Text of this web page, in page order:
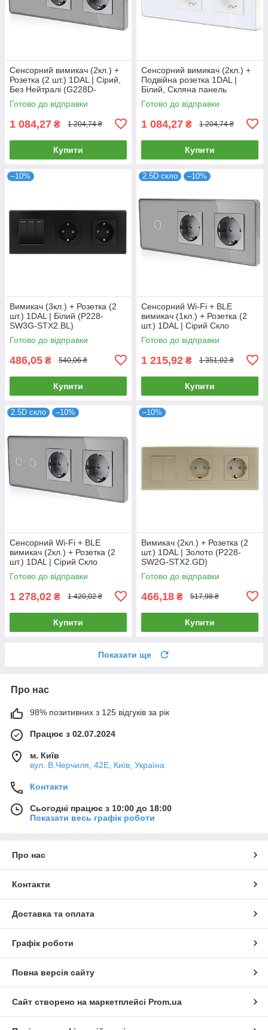
Сенсорний вимикач (2кл.) +
Розетка (2 шт.) 1DAL | Сірий,
Без Нейтралі (G228D-
SW2G.SL-STX2.GR)
Готово до відправки
1 084,27 ₴ 1 204,74 ₴
Купити
Сенсорний вимикач (2кл.) +
Подвійна розетка 1DAL |
Білий, Скляна панель
(G228D-SW2G-STX2.WT)
Готово до відправки
1 084,27 ₴ 1 204,74 ₴
Купити
–10%
Вимикач (3кл.) + Розетка (2
шт.) 1DAL | Білий (P228-
SW3G-STX2.BL)
Готово до відправки
486,05 ₴ 540,06 ₴
Купити
2.5D скло –10%
Сенсорний Wi-Fi + BLE
вимикач (1кл.) + Розетка (2
шт.) 1DAL | Сірий Скло
(G228D-SW1G.WF-STX2.GR)
Готово до відправки
1 215,92 ₴ 1 351,02 ₴
Купити
2.5D скло –10%
Сенсорний Wi-Fi + BLE
вимикач (2кл.) + Розетка (2
шт.) 1DAL | Сірий Скло
(G228D-SW2G.WF-STX2.GR)
Готово до відправки
1 278,02 ₴ 1 420,02 ₴
Купити
–10%
Вимикач (2кл.) + Розетка (2
шт.) 1DAL | Золото (P228-
SW2G-STX2.GD)
Готово до відправки
466,18 ₴ 517,98 ₴
Купити
Показати ще
Про нас
98% позитивних з 125 відгуків за рік
Працює з 02.07.2024
м. Київ
вул. В.Черчиля, 42Е, Київ, Україна
Контакти
Сьогодні працює з 10:00 до 18:00
Показати весь графік роботи
Про нас
Контакти
Доставка та оплата
Графік роботи
Повна версія сайту
Сайт створено на маркетплейсі Prom.ua